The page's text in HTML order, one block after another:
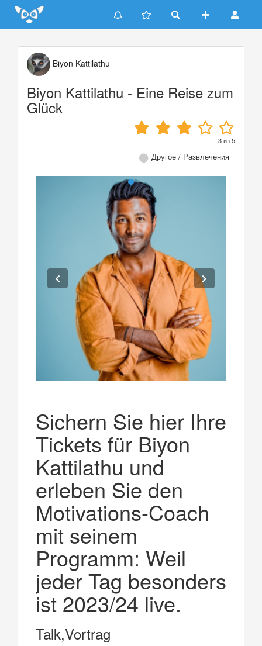
Update cookies preferences
Biyon Kattilathu
Biyon Kattilathu - Eine Reise zum
Glück
3из5
Другое / Развлечения
Sichern Sie hier Ihre
Tickets für Biyon
Kattilathu und
erleben Sie den
Motivations-Coach
mit seinem
Programm: Weil
jeder Tag besonders
ist 2023/24 live.
Talk,Vortrag